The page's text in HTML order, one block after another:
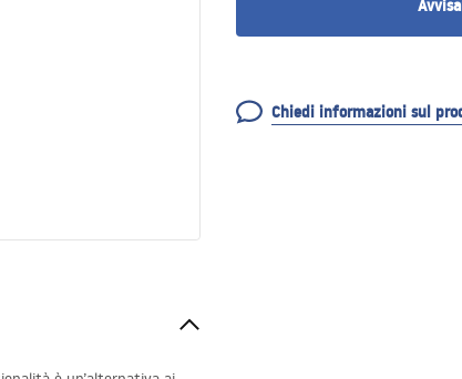
Chiedi informazioni sul